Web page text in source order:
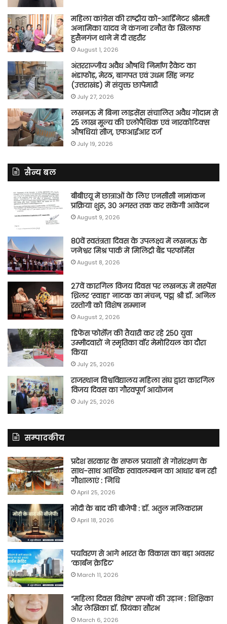
महिला कांग्रेस की राष्ट्रीय को-आर्डिनेटर श्रीमती
अनामिका यादव ने कंगना रनौत के खिलाफ
हुसैनगंज थाने में दी तहरीर
August 1, 2026
अंतरराज्जीय अवैध औषधि निर्माण रैकेट का
भंडाफोड़, मेरठ, बागपत एवं उधम सिंह नगर
(उत्तराखंड) में संयुक्त छापेमारी
July 27, 2026
लखनऊ में बिना लाइसेंस संचालित अवैध गोदाम से
25 लाख मूल्य की एलोपैथिक एवं नारकोटिक्स
औषधियां सीज, एफआईआर दर्ज
July 19, 2026
सैन्य बल
बीबीएयू में छात्राओं के लिए एनसीसी नामांकन
प्रक्रिया शुरू, 30 अगस्त तक कर सकेंगी आवेदन
August 9, 2026
80वें स्वतंत्रता दिवस के उपलक्ष्य में लखनऊ के
जनेश्वर मिश्र पार्क में मिलिट्री बैंड परफॉर्मेंस
August 8, 2026
27वें कारगिल विजय दिवस पर लखनऊ में सस्पेंस
थ्रिलर ‘स्वाहा’ नाटक का मंचन, पद्म श्री डॉ. अनिल
रस्तोगी को विशेष सम्मान
August 2, 2026
डिफेंस फोर्सेज़ की तैयारी कर रहे 250 युवा
उम्मीदवारों ने स्मृतिका वॉर मेमोरियल का दौरा
किया
July 25, 2026
राजस्थान विश्वविद्यालय महिला संघ द्वारा कारगिल
विजय दिवस का गौरवपूर्ण आयोजन
July 25, 2026
सम्पादकीय
प्रदेश सरकार के सफल प्रयासों से गोसंरक्षण के
साथ-साथ आर्थिक स्वावलम्बन का आधार बन रही
गौशालाएं : निधि
April 25, 2026
मोदी के बाद की बीजेपी : डॉ. अतुल मलिकराम
April 18, 2026
पर्यावरण से आगे भारत के विकास का बड़ा अवसर
‘कार्बन क्रेडिट’
March 11, 2026
“महिला दिवस विशेष” सपनों की उड़ान : शिक्षिका
और लेखिका डॉ. प्रियंका सौरभ
March 6, 2026